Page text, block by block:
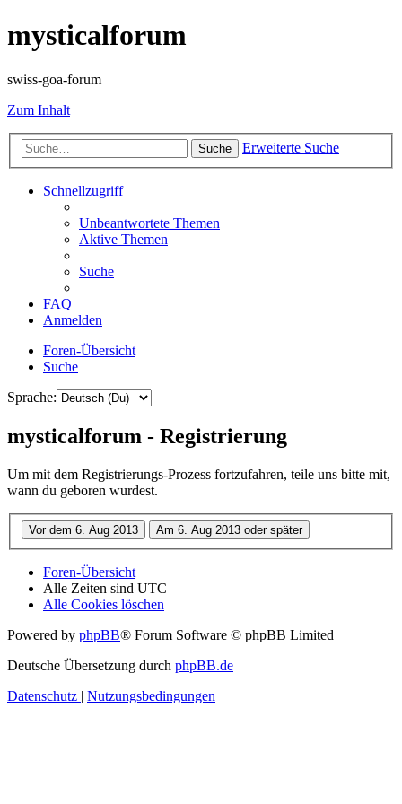
mysticalforum
swiss-goa-forum
Zum Inhalt
Suche Erweiterte Suche
Schnellzugriff
Unbeantwortete Themen
Aktive Themen
Suche
FAQ
Anmelden
Foren-Übersicht
Suche
Sprache:
mysticalforum - Registrierung
Um mit dem Registrierungs-Prozess fortzufahren, teile uns bitte mit,
wann du geboren wurdest.
Foren-Übersicht
Alle Zeiten sind UTC
Alle Cookies löschen
Powered by phpBB® Forum Software © phpBB Limited
Deutsche Übersetzung durch phpBB.de
Datenschutz | Nutzungsbedingungen